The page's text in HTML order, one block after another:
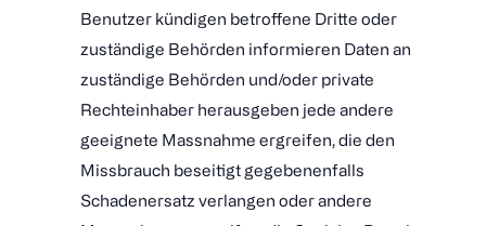
Benutzer kündigen betroffene Dritte oder
zuständige Behörden informieren Daten an
zuständige Behörden und/oder private
Rechteinhaber herausgeben jede andere
geeignete Massnahme ergreifen, die den
Missbrauch beseitigt gegebenenfalls
Schadenersatz verlangen oder andere